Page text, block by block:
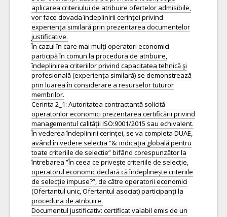
aplicarea criteriului de atribuire ofertelor admisibile,
vor face dovada îndeplinirii cerinței privind
experiența similară prin prezentarea documentelor
justificative.
În cazul în care mai mulţi operatori economici
participă în comun la procedura de atribuire,
îndeplinirea criteriilor privind capacitatea tehnică şi
profesională (experiența similară) se demonstrează
prin luarea în considerare a resurselor tuturor
membrilor.
Cerinta 2_1: Autoritatea contractantă solicită
operatorilor economici prezentarea certificării privind
managementul calității ISO:9001/2015 sau echivalent.
În vederea îndeplinirii cerinței, se va completa DUAE,
având în vedere selectia ”&: indicația globală pentru
toate criteriile de selectie” bifând corespunzător la
întrebarea ”În ceea ce privește criteriile de selecție,
operatorul economic declară că îndeplinește criteriile
de selecție impuse?”, de către operatorii economici
(Ofertantul unic, Ofertantul asociat) participanți la
procedura de atribuire.
Documentul justificativ: certificat valabil emis de un